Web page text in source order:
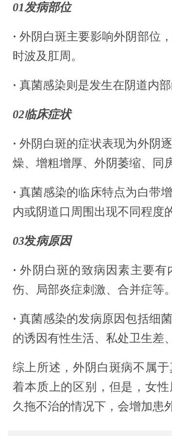
01发病部位
·外阴白斑主要影响外阴部位
时波及肛周。
· 真菌感染则是发生在阴道内部
02临床症状
·外阴白斑的症状表现为外阴
燥、增粗增厚、外阴萎缩、同
·真菌感染的临床特点为白带
内或阴道口周围出现不同程度
03发病原因
·外阴白斑的致病因素主要
伤、局部炎症刺激、合并症等。
·真菌感染的发病原因包括细
的诱因有性生活、私处卫生差
综上所述，外阴白斑病不属
着本质上的区别，但是，女
久拖不治的情况下，会增加患